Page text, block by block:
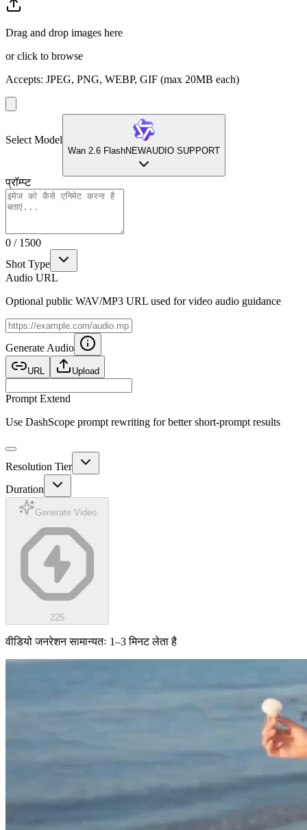
Drag and drop images here
or click to browse
Accepts: JPEG, PNG, WEBP, GIF (max 20MB each)
Select Model
Wan 2.6 FlashNEWAUDIO SUPPORT
प्रॉम्प्ट
0 / 1500
Shot Type
Audio URL
Optional public WAV/MP3 URL used for video audio guidance
Generate Audio
URL Upload
Prompt Extend
Use DashScope prompt rewriting for better short-prompt results
Resolution Tier
Duration
Generate Video
225
वीडियो जनरेशन सामान्यतः 1–3 मिनट लेता है